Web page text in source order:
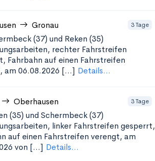
Gronau 3 Tage
(37) und Reken (35)
rechter Fahrstreifen
Fahrbahn auf einen Fahrstreifen
am 06.08.2026 [...] Details...
Oberhausen 3 Tage
(35) und Schermbeck (37)
linker Fahrstreifen gesperrt,
auf einen Fahrstreifen verengt, am
von [...] Details...